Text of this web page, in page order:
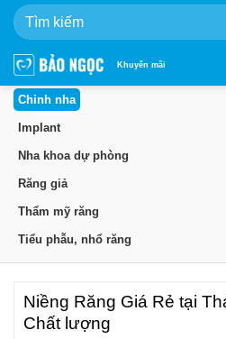
qua
dung
Khuyến mãi
Chỉnh nha
Implant
Nha khoa dự phòng
Răng giả
Thẩm mỹ răng
Tiểu phẫu, nhổ răng
Niềng Răng Giá Rẻ tại
Chất lượng